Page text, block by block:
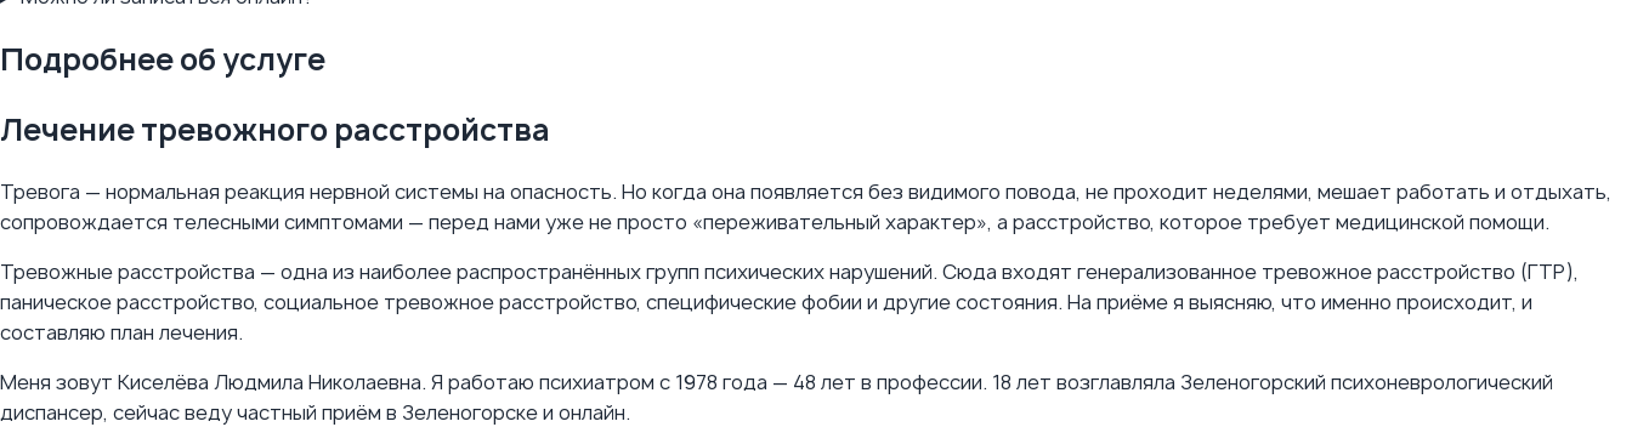
Подробнее об услуге
Лечение тревожного расстройства
Тревога — нормальная реакция нервной системы на опасность. Но когда она появляется без видимого повода, не проходит неделями, мешает работать и отдыхать,
сопровождается телесными симптомами — перед нами уже не просто «переживательный характер», а расстройство, которое требует медицинской помощи.
Тревожные расстройства — одна из наиболее распространённых групп психических нарушений. Сюда входят генерализованное тревожное расстройство (ГТР),
паническое расстройство, социальное тревожное расстройство, специфические фобии и другие состояния. На приёме я выясняю, что именно происходит, и
составляю план лечения.
Меня зовут Киселёва Людмила Николаевна. Я работаю психиатром с 1978 года — 48 лет в профессии. 18 лет возглавляла Зеленогорский психоневрологический
диспансер, сейчас веду частный приём в Зеленогорске и онлайн.